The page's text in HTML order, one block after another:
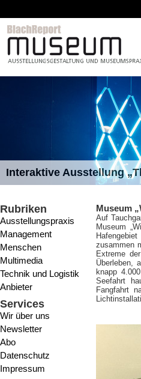
Petersdom mit neuem
Rubriken
Ausstellungspraxis
Management
Menschen
Multimedia
Technik und Logistik
Anbieter
Services
Wir über uns
Newsletter
Abo
Datenschutz
Impressum
Museum
Auf
Museum
zusammen
Extreme
Überleben,
knapp
Seefahrt
Fangfahrt